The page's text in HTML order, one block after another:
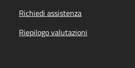
Richiedi assistenza
Riepilogo valutazioni